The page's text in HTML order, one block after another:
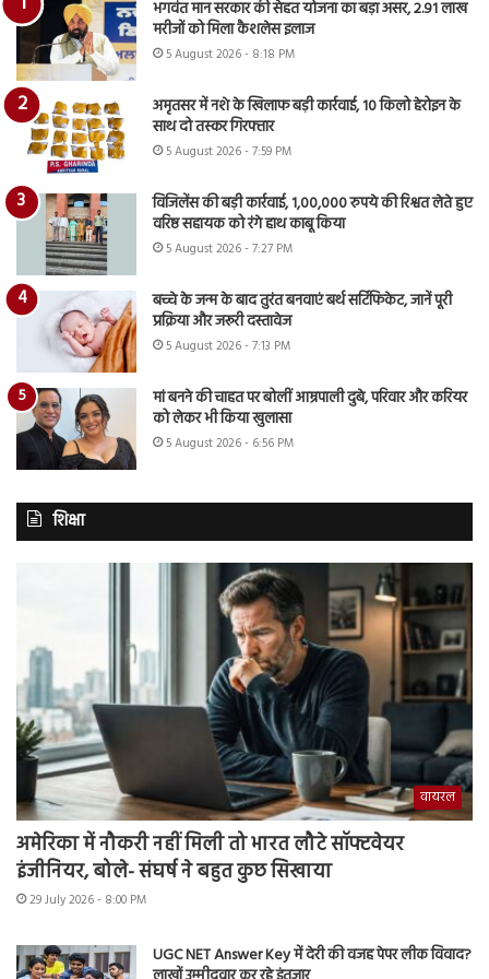
भगवंत मान सरकार की सेहत योजना का बड़ा असर, 2.91 लाख
मरीजों को मिला कैशलेस इलाज
5 August 2026 - 8:18 PM
अमृतसर में नशे के खिलाफ बड़ी कार्रवाई, 10 किलो हेरोइन के
साथ दो तस्कर गिरफ्तार
5 August 2026 - 7:59 PM
विजिलेंस की बड़ी कार्रवाई, 1,00,000 रुपये की रिश्वत लेते हुए
वरिष्ठ सहायक को रंगे हाथ काबू किया
5 August 2026 - 7:27 PM
बच्चे के जन्म के बाद तुरंत बनवाएं बर्थ सर्टिफिकेट, जानें पूरी
प्रक्रिया और जरूरी दस्तावेज
5 August 2026 - 7:13 PM
मां बनने की चाहत पर बोलीं आम्रपाली दुबे, परिवार और करियर
को लेकर भी किया खुलासा
5 August 2026 - 6:56 PM
शिक्षा
वायरल
अमेरिका में नौकरी नहीं मिली तो भारत लौटे सॉफ्टवेयर
इंजीनियर, बोले- संघर्ष ने बहुत कुछ सिखाया
29 July 2026 - 8:00 PM
UGC NET Answer Key में देरी की वजह पेपर लीक विवाद?